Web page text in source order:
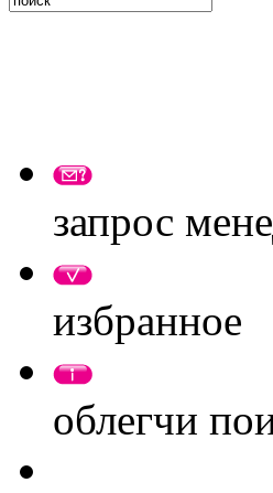
запрос
избранное
облегчи